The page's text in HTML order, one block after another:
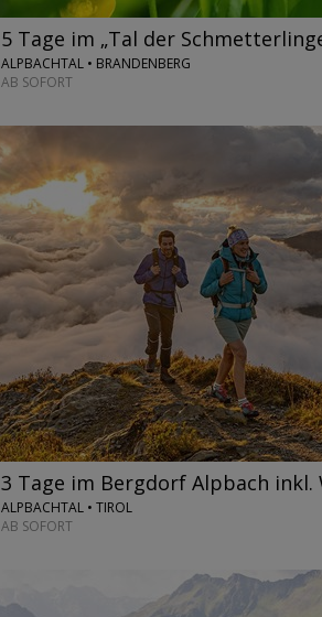
5 Tage im „Tal der
ALPBACHTAL • BRANDENBERG
AB SOFORT
→
3 Tage im Bergdorf Alpbach
ALPBACHTAL • TIROL
AB SOFORT